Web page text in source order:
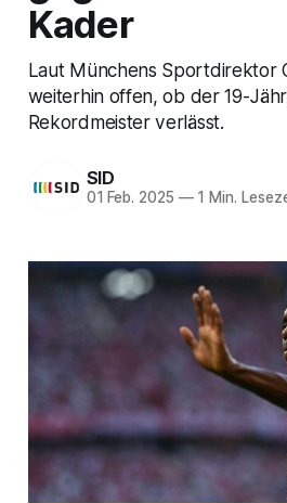
Kader
Laut Münchens Sportdirektor
weiterhin offen, ob der 19-
Rekordmeister verlässt.
SID
01 Feb. 2025 —1 Min.